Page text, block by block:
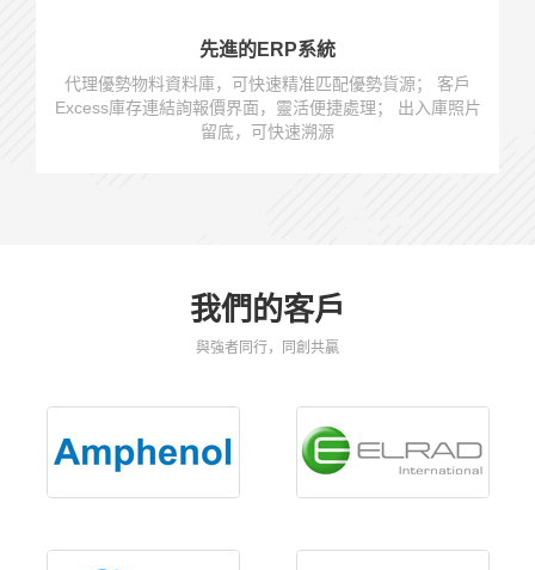
先進的ERP系統
代理優勢物料資料庫，可快速精准匹配優勢貨源； 客戶
Excess庫存連結詢報價界面，靈活便捷處理； 出入庫照片
留底，可快速溯源
我們的客戶
與強者同行，同創共贏